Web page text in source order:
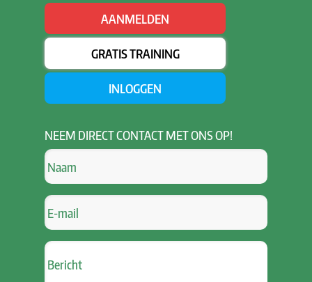
AANMELDEN
GRATIS TRAINING
INLOGGEN
NEEM DIRECT CONTACT MET ONS OP!